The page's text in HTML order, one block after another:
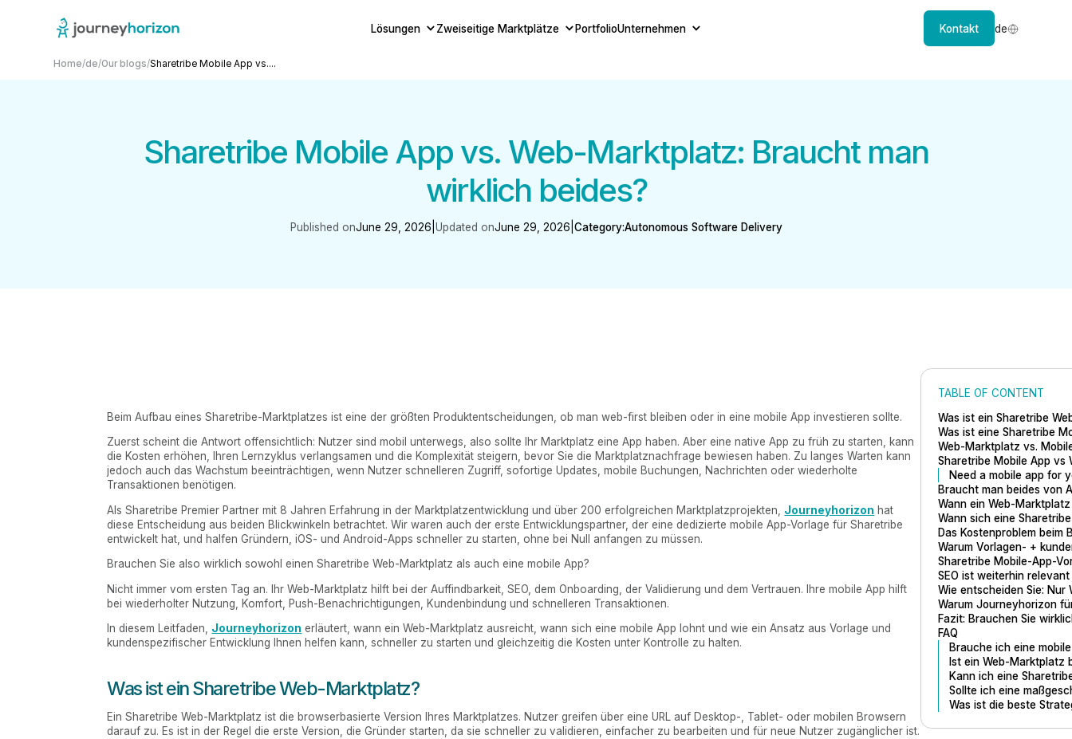
Lösungen Zweiseitige Marktplätze PortfolioUnternehmen Kontakt de
Home/de/Our blogs/Sharetribe Mobile App vs....
Sharetribe Mobile App vs. Web-Marktplatz: Braucht man
wirklich beides?
Published onJune 29, 2026 Updated onJune 29, 2026 Category:Autonomous Software Delivery
Beim Aufbau eines Sharetribe-Marktplatzes ist eine der größten Produktentscheidungen, ob man web-first bleiben oder in eine mobile App investieren sollte.
Zuerst scheint die Antwort offensichtlich: Nutzer sind mobil unterwegs, also sollte Ihr Marktplatz eine App haben. Aber eine native App zu früh zu starten, kann
die Kosten erhöhen, Ihren Lernzyklus verlangsamen und die Komplexität steigern, bevor Sie die Marktplatznachfrage bewiesen haben. Zu langes Warten kann
jedoch auch das Wachstum beeinträchtigen, wenn Nutzer schnelleren Zugriff, sofortige Updates, mobile Buchungen, Nachrichten oder wiederholte
Transaktionen benötigen.
Als Sharetribe Premier Partner mit 8 Jahren Erfahrung in der Marktplatzentwicklung und über 200 erfolgreichen Marktplatzprojekten, Journeyhorizon hat
diese Entscheidung aus beiden Blickwinkeln betrachtet. Wir waren auch der erste Entwicklungspartner, der eine dedizierte mobile App-Vorlage für Sharetribe
entwickelt hat, und halfen Gründern, iOS- und Android-Apps schneller zu starten, ohne bei Null anfangen zu müssen.
Brauchen Sie also wirklich sowohl einen Sharetribe Web-Marktplatz als auch eine mobile App?
Nicht immer vom ersten Tag an. Ihr Web-Marktplatz hilft bei der Auffindbarkeit, SEO, dem Onboarding, der Validierung und dem Vertrauen. Ihre mobile App hilft
bei wiederholter Nutzung, Komfort, Push-Benachrichtigungen, Kundenbindung und schnelleren Transaktionen.
In diesem Leitfaden, Journeyhorizon erläutert, wann ein Web-Marktplatz ausreicht, wann sich eine mobile App lohnt und wie ein Ansatz aus Vorlage und
kundenspezifischer Entwicklung Ihnen helfen kann, schneller zu starten und gleichzeitig die Kosten unter Kontrolle zu halten.
Was ist ein Sharetribe Web-Marktplatz?
Ein Sharetribe Web-Marktplatz ist die browserbasierte Version Ihres Marktplatzes. Nutzer greifen über eine URL auf Desktop-, Tablet- oder mobilen Browsern
darauf zu. Es ist in der Regel die erste Version, die Gründer starten, da sie schneller zu validieren, einfacher zu bearbeiten und für neue Nutzer zugänglicher ist.
TABLE OF CONTENT
Was ist ein Sharetribe
Was ist eine Sharetribe
Web-Marktplatz vs.
Sharetribe Mobile App vs
Need a mobile app for
Braucht man beides von
Wann ein Web-
Wann sich eine
Das Kostenproblem beim
Warum Vorlagen- +
Sharetribe Mobile-App-
SEO ist weiterhin
Wie entscheiden Sie: Nur
Warum Journeyhorizon
Fazit: Brauchen Sie
FAQ
Brauche ich eine
Ist ein Web-Marktplatz
Kann ich eine
Sollte ich eine
Was ist die beste